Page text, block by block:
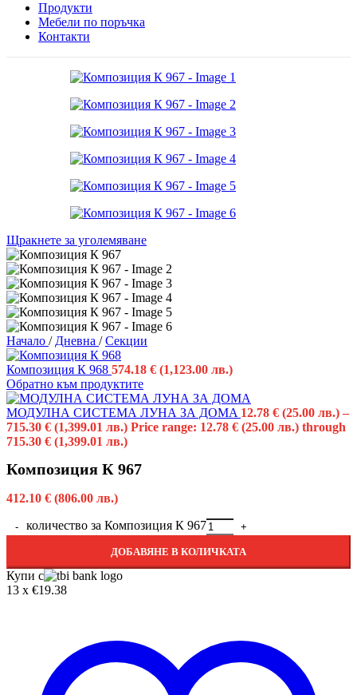
Продукти
Мебели по поръчка
Контакти
Щракнете за уголемяване
Начало / Дневна / Секции
Композиция К 968 574.18 € (1,123.00 лв.)
Обратно към продуктите
МОДУЛНА СИСТЕМА ЛУНА ЗА ДОМA 12.78 € (25.00 лв.) –
715.30 € (1,399.01 лв.) Price range: 12.78 € (25.00 лв.) through
715.30 € (1,399.01 лв.)
Композиция К 967
412.10 € (806.00 лв.)
количество за Композиция К 967
ДОБАВЯНЕ В КОЛИЧКАТА
Купи с
13 x €19.38